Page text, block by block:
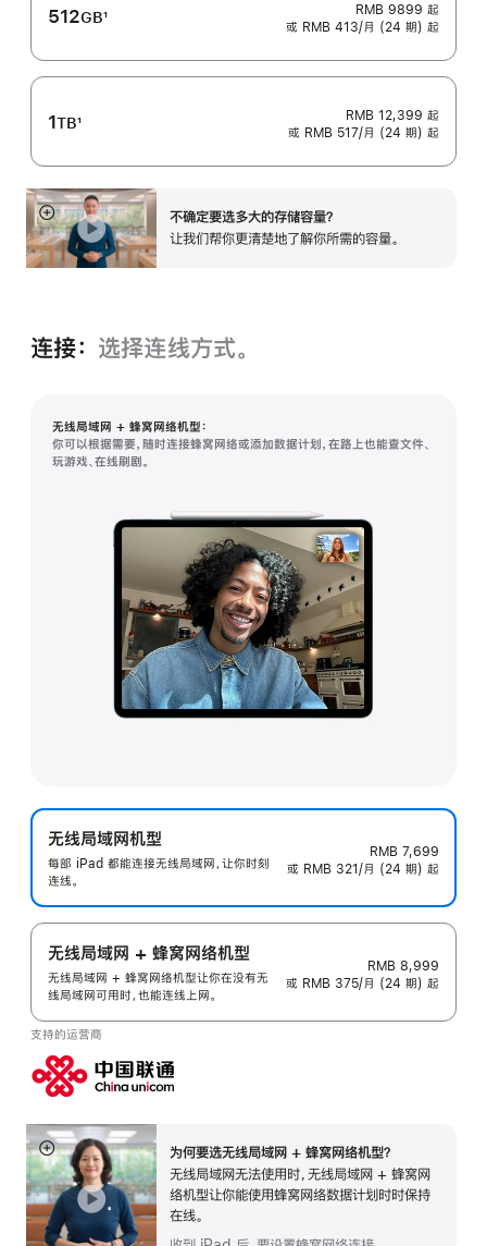
512GB
注
1
RMB 9899 起
或 RMB 413/月 (24 期) 起
1TB
注
1
RMB 12,399 起
或 RMB 517/月 (24 期) 起
不确定要选多大的存储容⁠量？
让我们帮你更清楚地了解你所需的容量。
展
开
连接： 选择连线方式。
无线局域网 + 蜂窝网络机型：
你可以根据需要，随时连接蜂窝网络或添加数据计划，在路上也能查文件、
玩游戏、在线刷剧。
无线局域网机型
每部 iPad 都能连接无线局域网，让你时刻
连线。
RMB 7,699
或 RMB 321/月 (24 期) 起
无线局域网 + 蜂窝网络机型
无线局域网 + 蜂窝网络机型让你在没有无
线局域网可用时，也能连线上网。
RMB 8,999
或 RMB 375/月 (24 期) 起
支持的运营商
为何要选无线局域网 + 蜂窝网络机型？
无线局域网无法使用时，无线局域网 + 蜂窝网
络机型让你能使用蜂窝网络数据计划时时保持
在线。
展
开